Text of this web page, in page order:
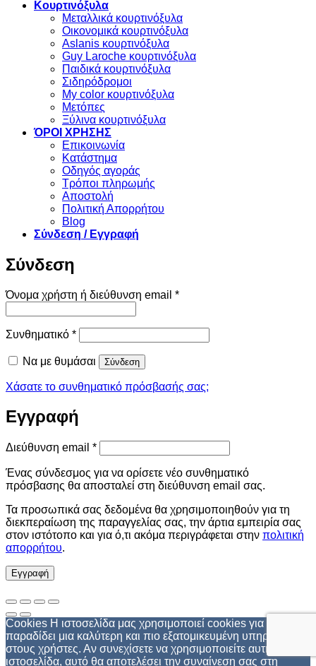
Κουρτινόξυλα
Μεταλλικά κουρτινόξυλα
Οικονομικά κουρτινόξυλα
Aslanis κουρτινόξυλα
Guy Laroche κουρτινόξυλα
Παιδικά κουρτινόξυλα
Σιδηρόδρομοι
My color κουρτινόξυλα
Μετόπες
Ξύλινα κουρτινόξυλα
ΌΡΟΙ ΧΡΗΣΗΣ
Επικοινωνία
Κατάστημα
Οδηγός αγοράς
Τρόποι πληρωμής
Αποστολή
Πολιτική Απορρήτου
Blog
Σύνδεση / Εγγραφή
Σύνδεση
Όνομα χρήστη ή διεύθυνση email *Απαιτείται
Συνθηματικό *Απαιτείται
Να με θυμάσαι Σύνδεση
Χάσατε το συνθηματικό πρόσβασής σας;
Εγγραφή
Διεύθυνση email *Απαιτείται
Ένας σύνδεσμος για να ορίσετε νέο συνθηματικό
πρόσβασης θα αποσταλεί στη διεύθυνση email σας.
Τα προσωπικά σας δεδομένα θα χρησιμοποιηθούν για τη
διεκπεραίωση της παραγγελίας σας, την άρτια εμπειρία σας
στον ιστότοπο και για ό,τι ακόμα περιγράφεται στην πολιτική
απορρήτου.
Εγγραφή
Cookies Η ιστοσελίδα μας χρησιμοποιεί cookies για να
παραδίδει μια καλύτερη και πιο εξατομικευμένη υπηρεσία
στους χρήστες. Αν συνεχίσετε να χρησιμοποιείτε αυτή την
ιστοσελίδα, αυτό θα αποτελέσει την συναίνεση σας στη